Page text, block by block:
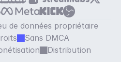
de données propriétaire
Sans DMCA
Distribution